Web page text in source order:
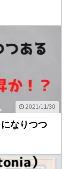
2021/11/30
なりつつ